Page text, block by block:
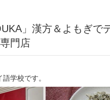
」漢方＆よもぎで
門店
学校です。